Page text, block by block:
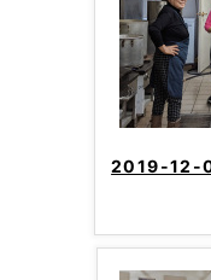
2019-12-